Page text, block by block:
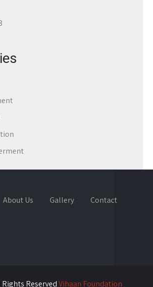
About Us Gallery Contact
ReservedVihaan Foundation